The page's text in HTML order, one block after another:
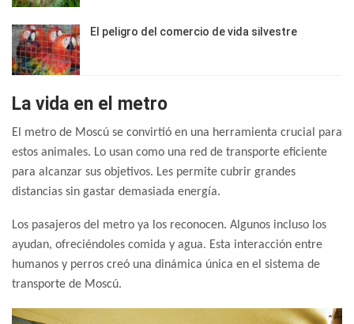
El peligro del comercio de vida silvestre
La vida en el metro
El metro de Moscú se convirtió en una herramienta crucial para
estos animales. Lo usan como una red de transporte eficiente
para alcanzar sus objetivos. Les permite cubrir grandes
distancias sin gastar demasiada energía.
Los pasajeros del metro ya los reconocen. Algunos incluso los
ayudan, ofreciéndoles comida y agua. Esta interacción entre
humanos y perros creó una dinámica única en el sistema de
transporte de Moscú.